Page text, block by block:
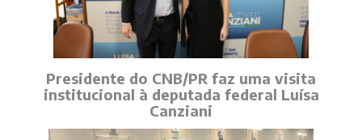
Presidente do CNB/PR faz uma visita
institucional à deputada federal Luísa
Canziani